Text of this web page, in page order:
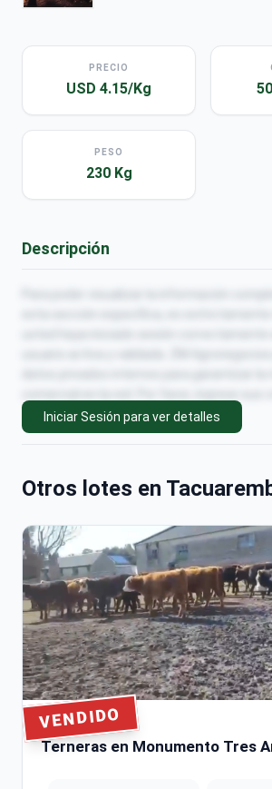
PRECIO
USD 4.15/Kg
PESO
230 Kg
Descripción
personales en el portal principal para
exclusivo disponible únicamente para
Iniciar Sesión para ver detalles
Otros lotes en
VENDIDO
LOTE #2218
Terneras en Monumento Tres